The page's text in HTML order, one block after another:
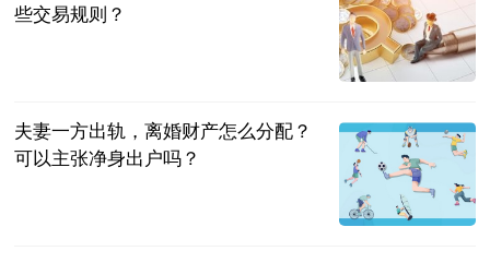
些交易规则？
夫妻一方出轨，离婚财产怎么分配？
可以主张净身出户吗？